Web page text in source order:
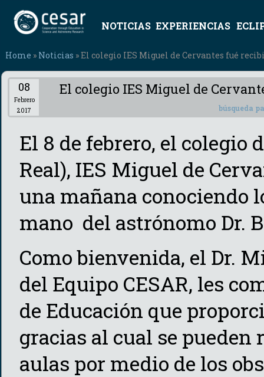
NOTICIAS EXPERIENCIAS
Home » Noticias » El colegio IES Miguel de Cervantes fué
08
Febrero
2017
El colegio IES Miguel de
búsqueda
El 8 de febrero, el colegio
Real), IES Miguel de
una mañana conociendo
mano del astrónomo Dr.
Como bienvenida, el Dr.
del Equipo CESAR, les
de Educación que
gracias al cual se pueden
aulas por medio de los